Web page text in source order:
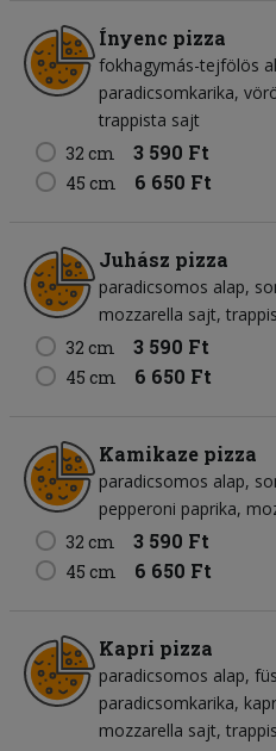
Ínyenc pizza
fokhagymás-tejfölös
paradicsomkarika
trappista sajt
32 cm
3 590 Ft
45 cm 6 650 Ft
Juhász pizza
paradicsomos alap
mozzarella sajt
32 cm
3 590 Ft
45 cm 6 650 Ft
Kamikaze pizza
paradicsomos alap
pepperoni paprika
32 cm
3 590 Ft
45 cm 6 650 Ft
Kapri pizza
paradicsomos alap
paradicsomkarika
mozzarella sajt